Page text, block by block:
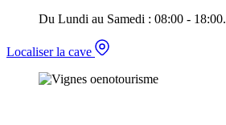
Du Lundi au Samedi : 08:00 - 18:00.
Localiser la cave